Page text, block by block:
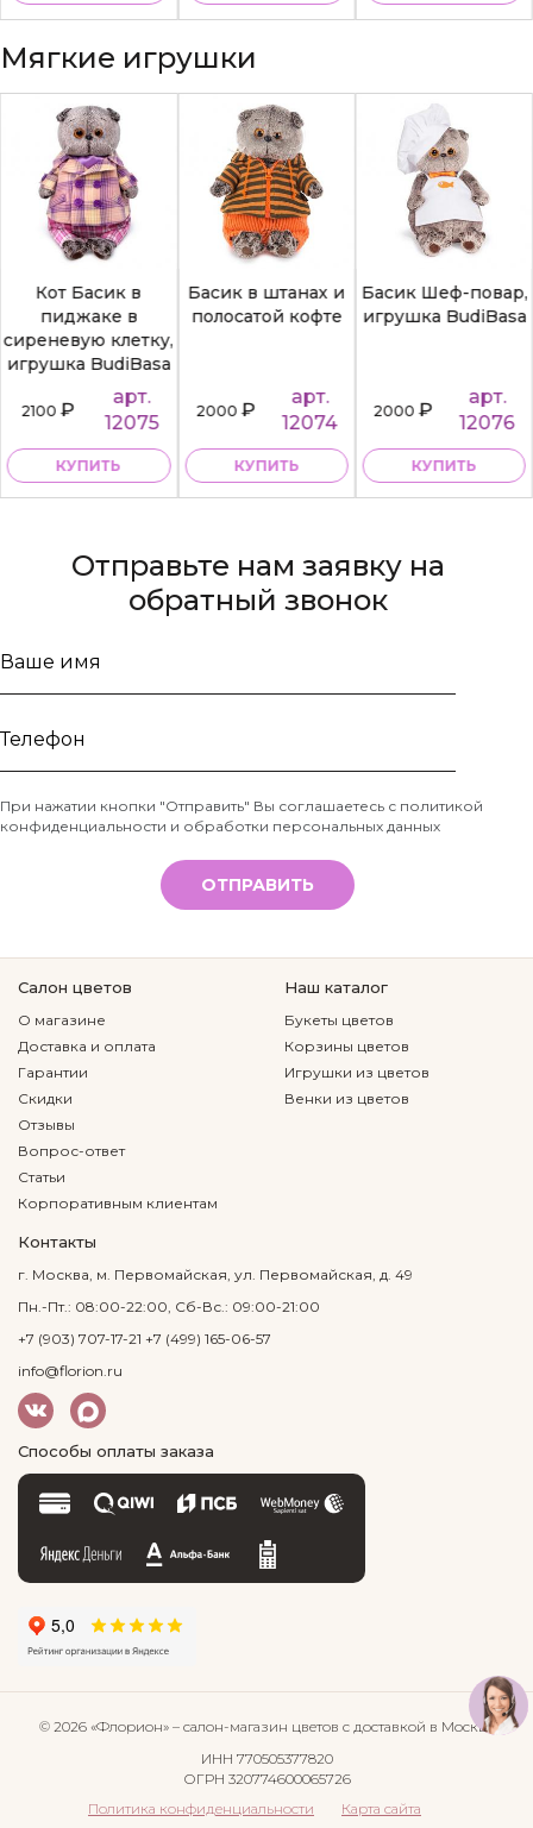
Мягкие игрушки
Кот Басик в
пиджаке в
сиреневую клетку,
игрушка BudiBasa
2100₽
арт.
12075
КУПИТЬ
Басик в штанах и
полосатой кофте
2000₽
арт.
12074
КУПИТЬ
Басик Шеф-повар,
игрушка BudiBasa
2000₽
арт.
12076
КУПИТЬ
Отправьте нам заявку на
обратный звонок
Ваше
Телефон
*
При нажатии кнопки "Отправить" Вы соглашаетесь с политикой
конфиденциальности и обработки персональных данных
ОТПРАВИТЬ
Салон цветов
О магазине
Доставка и оплата
Гарантии
Скидки
Отзывы
Вопрос-ответ
Статьи
Корпоративным клиентам
Наш каталог
Букеты цветов
Корзины цветов
Игрушки из цветов
Венки из цветов
Контакты
г. Москва, м. Первомайская, ул. Первомайская, д. 49
Пн.-Пт.: 08:00-22:00, Сб-Вс.: 09:00-21:00
+7 (903) 707-17-21 +7 (499) 165-06-57
info@florion.ru
Способы оплаты заказа
© 2026 «Флорион» – салон-магазин цветов с доставкой в Москве
ИНН 770505377820
ОГРН 320774600065726
Политика конфиденциальности
Карта сайта